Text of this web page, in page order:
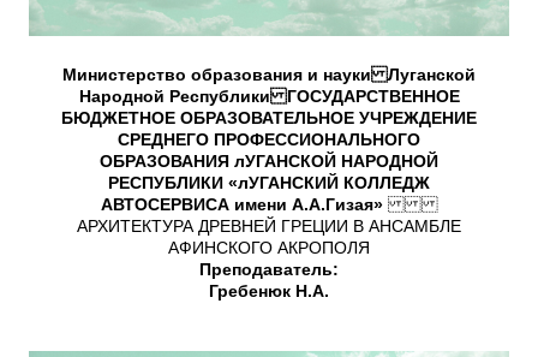
Министерство образования и науки Луганской
Народной Республики ГОСУДАРСТВЕННОЕ
БЮДЖЕТНОЕ ОБРАЗОВАТЕЛЬНОЕ УЧРЕЖДЕНИЕ
СРЕДНЕГО ПРОФЕССИОНАЛЬНОГО
ОБРАЗОВАНИЯ лУГАНСКОЙ НАРОДНОЙ
РЕСПУБЛИКИ «лУГАНСКИЙ КОЛЛЕДЖ
АВТОСЕРВИСА имени А.А.Гизая»
АРХИТЕКТУРА ДРЕВНЕЙ ГРЕЦИИ В АНСАМБЛЕ
АФИНСКОГО АКРОПОЛЯ
Преподаватель:
Гребенюк Н.А.